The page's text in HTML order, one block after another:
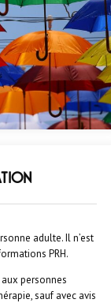
adulte. Il n’est
PRH.
personnes
sauf avec avis